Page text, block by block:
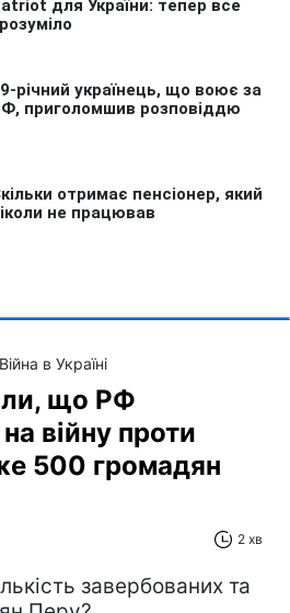
Війна в Україні
що РФ
війну проти
500 громадян
2 хв
завербованих та